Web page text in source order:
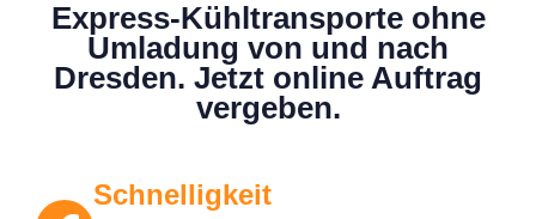
Express-Kühltransporte ohne
Umladung von und nach
Dresden. Jetzt online Auftrag
vergeben.
Schnelligkeit